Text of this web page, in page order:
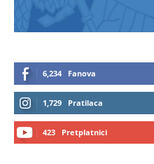
6,234 Fanova
1,729 Pratilaca
423 Pretplatnici